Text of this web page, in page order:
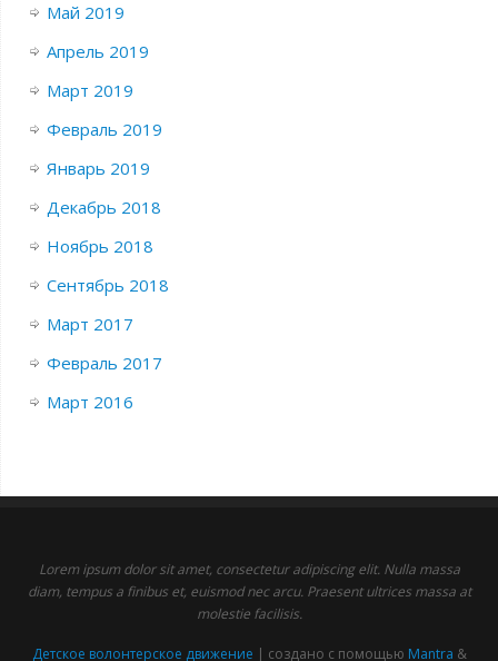
Май 2019
Апрель 2019
Март 2019
Февраль 2019
Январь 2019
Декабрь 2018
Ноябрь 2018
Сентябрь 2018
Март 2017
Февраль 2017
Март 2016
Lorem ipsum dolor sit amet, consectetur adipiscing elit. Nulla massa
diam, tempus a finibus et, euismod nec arcu. Praesent ultrices massa at
molestie facilisis.
Детское волонтерское движение | создано с помощью Mantra &